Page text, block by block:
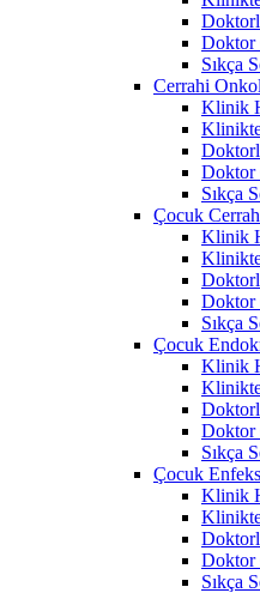
Doktor
Sıkça
Cerrahi
Klinik
Doktor
Sıkça
Çocuk
Klinik
Doktor
Sıkça
Çocuk
Klinik
Doktor
Sıkça
Çocuk
Klinik
Doktor
Sıkça